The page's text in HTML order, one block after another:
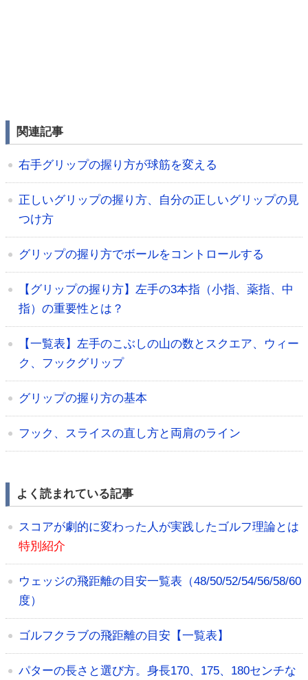
関連記事
右手グリップの握り方が球筋を変える
正しいグリップの握り方、自分の正しいグリップの見
つけ方
グリップの握り方でボールをコントロールする
【グリップの握り方】左手の3本指（小指、薬指、中
指）の重要性とは？
【一覧表】左手のこぶしの山の数とスクエア、ウィー
ク、フックグリップ
グリップの握り方の基本
フック、スライスの直し方と両肩のライン
よく読まれている記事
スコアが劇的に変わった人が実践したゴルフ理論とは
特別紹介
ウェッジの飛距離の目安一覧表（48/50/52/54/56/58/60
度）
ゴルフクラブの飛距離の目安【一覧表】
パターの長さと選び方。身長170、175、180センチな